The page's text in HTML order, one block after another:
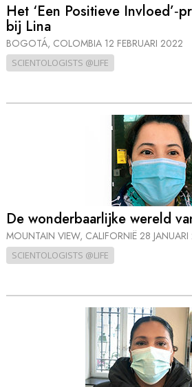
Het ‘Een Positieve
bij Lina
BOGOTÁ, COLOMBIA 12 FEBRUARI 2022
SCIENTOLOGISTS @LIFE
De wonderbaarlijke wereld
MOUNTAIN VIEW, CALIFORNIË 28
SCIENTOLOGISTS @LIFE